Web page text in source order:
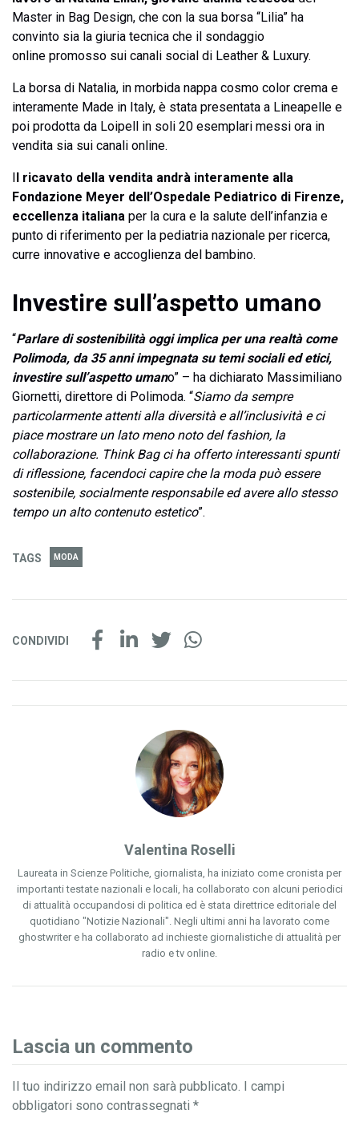
Master in Bag Design, che con la sua borsa “Lilia” ha
convinto sia la giuria tecnica che il sondaggio
online promosso sui canali social di Leather & Luxury.
La borsa di Natalia, in morbida nappa cosmo color crema e
interamente Made in Italy, è stata presentata a Lineapelle e
poi prodotta da Loipell in soli 20 esemplari messi ora in
vendita sia sui canali online.
Il ricavato della vendita andrà interamente alla
Fondazione Meyer dell’Ospedale Pediatrico di Firenze,
eccellenza italiana per la cura e la salute dell’infanzia e
punto di riferimento per la pediatria nazionale per ricerca,
curre innovative e accoglienza del bambino.
Investire sull’aspetto umano
“Parlare di sostenibilità oggi implica per una realtà come
Polimoda, da 35 anni impegnata su temi sociali ed etici,
investire sull’aspetto umano” – ha dichiarato Massimiliano
Giornetti, direttore di Polimoda. “Siamo da sempre
particolarmente attenti alla diversità e all’inclusività e ci
piace mostrare un lato meno noto del fashion, la
collaborazione. Think Bag ci ha offerto interessanti spunti
di riflessione, facendoci capire che la moda può essere
sostenibile, socialmente responsabile ed avere allo stesso
tempo un alto contenuto estetico”.
TAGS MODA
CONDIVIDI
Valentina Roselli
Laureata in Scienze Politiche, giornalista, ha iniziato come cronista per
importanti testate nazionali e locali, ha collaborato con alcuni periodici
di attualità occupandosi di politica ed è stata direttrice editoriale del
quotidiano "Notizie Nazionali". Negli ultimi anni ha lavorato come
ghostwriter e ha collaborato ad inchieste giornalistiche di attualità per
radio e tv online.
Lascia un commento
Il tuo indirizzo email non sarà pubblicato. I campi
obbligatori sono contrassegnati *